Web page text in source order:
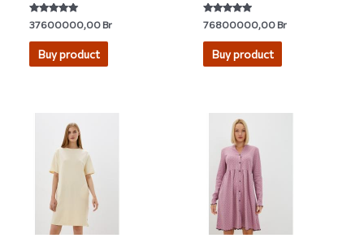
Rated
4.80
out of 5
37600000,00Br
Buy product
Rated
4.72
out of 5
76800000,00Br
Buy product